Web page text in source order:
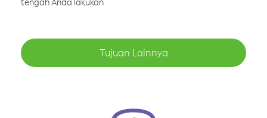
Tujuan Lainnya